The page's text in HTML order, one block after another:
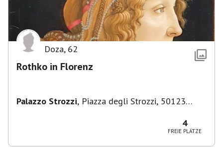
Doza, 62
Rothko in Florenz
Palazzo Strozzi, Piazza degli Strozzi, 50123
4
FREIE PLÄTZE